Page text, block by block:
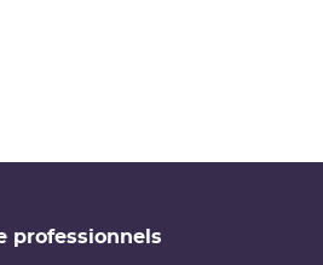
professionnels